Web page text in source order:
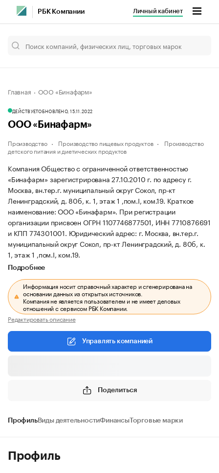
РБК Компании Личный кабинет
Главная ООО «Бинафарм»
ДЕЙСТВУЕТОБНОВЛЕНО, 15.11.2022
ООО «Бинафарм»
Производство Производство пищевых продуктов
Производство
детского питания и диетических продуктов
Компания Общество с ограниченной ответственностью
«Бинафарм» зарегистрирована 27.10.2010 г. по адресу г.
Москва, вн.тер.г. муниципальный округ Сокол, пр-кт
Ленинградский, д. 80б, к. 1, этаж 1 ,пом.I, ком.19. Краткое
наименование: ООО «Бинафарм». При регистрации
организации присвоен ОГРН 1107746877501, ИНН 7710876691
и КПП 774301001. Юридический адрес: г. Москва, вн.тер.г.
муниципальный округ Сокол, пр-кт Ленинградский, д. 80б, к.
1, этаж 1 ,пом.I, ком.19.
Подробнее
Информация носит справочный характер и сгенерирована на
основании данных из открытых источников.
Компания не является пользователем и не имеет деловых
отношений с сервисом РБК Компании.
Редактировать описание
Управлять компанией
Поделиться
ПрофильВиды деятельностиФинансыТорговые марки
Профиль